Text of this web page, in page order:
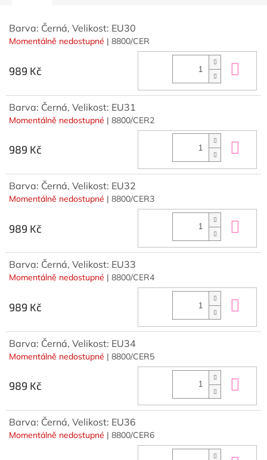
Barva: Černá, Velikost: EU30
Momentálně nedostupné | 8800/CER
989 Kč
Barva: Černá, Velikost: EU31
Momentálně nedostupné | 8800/CER2
989 Kč
Barva: Černá, Velikost: EU32
Momentálně nedostupné | 8800/CER3
989 Kč
Barva: Černá, Velikost: EU33
Momentálně nedostupné | 8800/CER4
989 Kč
Barva: Černá, Velikost: EU34
Momentálně nedostupné | 8800/CER5
989 Kč
Barva: Černá, Velikost: EU36
Momentálně nedostupné | 8800/CER6